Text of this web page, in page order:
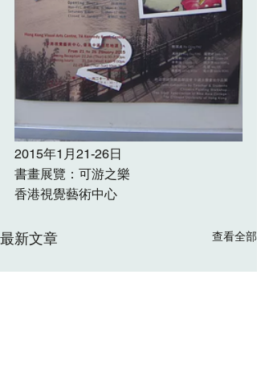
2015年1月21-26日
書畫展覽：可游之樂
香港視覺藝術中心
最新文章 查看全部